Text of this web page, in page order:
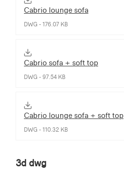
Cabrio lounge sofa
DWG - 176.07 KB
Cabrio sofa + soft top
DWG - 97.54 KB
Cabrio lounge sofa + soft top
DWG - 110.32 KB
3d dwg